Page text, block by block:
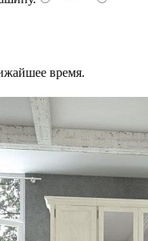
время.